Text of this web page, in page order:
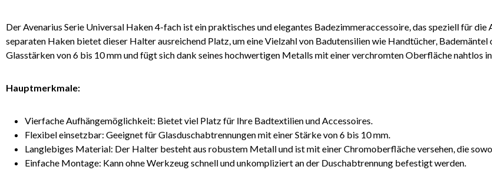
Der Avenarius Serie Universal Haken 4-fach ist ein praktisches und elegantes Badezimmeraccessoire, das speziell für
separaten Haken bietet dieser Halter ausreichend Platz, um eine Vielzahl von Badutensilien wie Handtücher,
Glasstärken von 6 bis 10 mm und fügt sich dank seines hochwertigen Metalls mit einer verchromten Oberfläche nahtlos
Hauptmerkmale:
Vierfache Aufhängemöglichkeit: Bietet viel Platz für Ihre Badtextilien und Accessoires.
Flexibel einsetzbar: Geeignet für Glasduschabtrennungen mit einer Stärke von 6 bis 10 mm.
Langlebiges Material: Der Halter besteht aus robustem Metall und ist mit einer Chromoberfläche versehen, die
Einfache Montage: Kann ohne Werkzeug schnell und unkompliziert an der Duschabtrennung befestigt werden.